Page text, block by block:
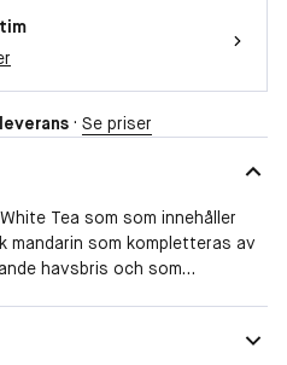
· Se priser
som innehåller
mandarin som kompletteras av
havsbris och som